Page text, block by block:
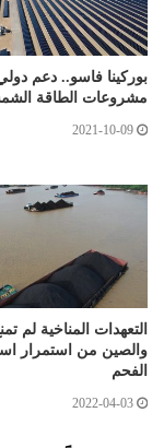
بوركينا فاسو.. دعم
مشروعات الطاقة
2021-10-09
التعهدات المناخية لم
والصين من استمرار
الفحم
2022-04-03